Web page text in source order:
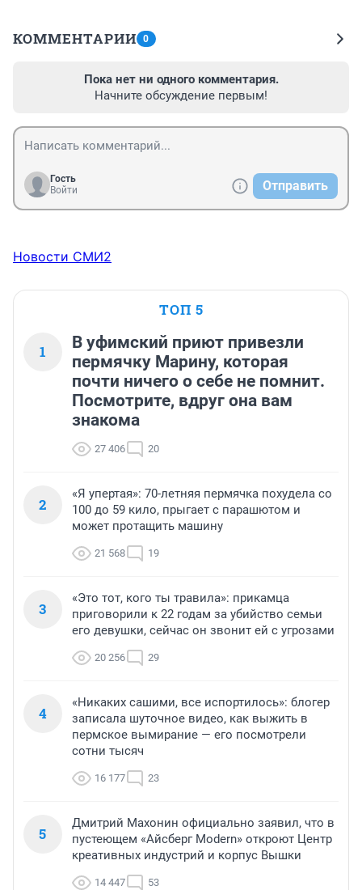
КОММЕНТАРИИ 0
Пока нет ни одного комментария.
Начните обсуждение первым!
Гость
Войти
Отправить
Новости СМИ2
ТОП 5
1
В уфимский приют привезли
пермячку Марину, которая
почти ничего о себе не помнит.
Посмотрите, вдруг она вам
знакома
27 406 20
2
«Я упертая»: 70-летняя пермячка похудела со
100 до 59 кило, прыгает с парашютом и
может протащить машину
21 568 19
3
«Это тот, кого ты травила»: прикамца
приговорили к 22 годам за убийство семьи
его девушки, сейчас он звонит ей с угрозами
20 256 29
4
«Никаких сашими, все испортилось»: блогер
записала шуточное видео, как выжить в
пермское вымирание — его посмотрели
сотни тысяч
16 177 23
5
Дмитрий Махонин официально заявил, что в
пустеющем «Айсберг Modern» откроют Центр
креативных индустрий и корпус Вышки
14 447 53